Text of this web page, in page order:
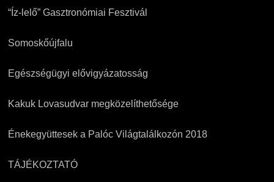
“Íz-lelő” Gasztronómiai Fesztivál
Somoskőújfalu
Egészségügyi elővigyázatosság
Kakuk Lovasudvar megközelíthetősége
Énekegyüttesek a Palóc Világtalálkozón 2018
TÁJÉKOZTATÓ